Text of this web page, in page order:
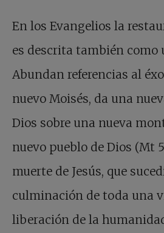
En los Evangelios la
es descrita también como
Abundan referencias al
nuevo Moisés, da una
Dios sobre una nueva
nuevo pueblo de Dios (Mt
muerte de Jesús, que
culminación de toda una
liberación de la